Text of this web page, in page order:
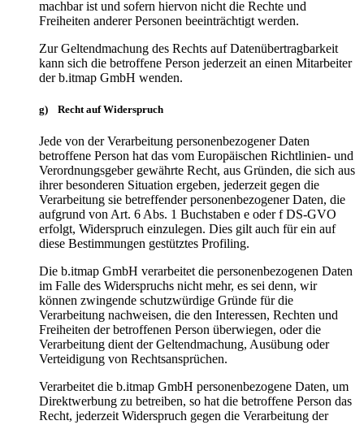
machbar ist und sofern hiervon nicht die Rechte und
Freiheiten anderer Personen beeinträchtigt werden.
Zur Geltendmachung des Rechts auf Datenübertragbarkeit
kann sich die betroffene Person jederzeit an einen Mitarbeiter
der b.itmap GmbH wenden.
g) Recht auf Widerspruch
Jede von der Verarbeitung personenbezogener Daten
betroffene Person hat das vom Europäischen Richtlinien- und
Verordnungsgeber gewährte Recht, aus Gründen, die sich aus
ihrer besonderen Situation ergeben, jederzeit gegen die
Verarbeitung sie betreffender personenbezogener Daten, die
aufgrund von Art. 6 Abs. 1 Buchstaben e oder f DS-GVO
erfolgt, Widerspruch einzulegen. Dies gilt auch für ein auf
diese Bestimmungen gestütztes Profiling.
Die b.itmap GmbH verarbeitet die personenbezogenen Daten
im Falle des Widerspruchs nicht mehr, es sei denn, wir
können zwingende schutzwürdige Gründe für die
Verarbeitung nachweisen, die den Interessen, Rechten und
Freiheiten der betroffenen Person überwiegen, oder die
Verarbeitung dient der Geltendmachung, Ausübung oder
Verteidigung von Rechtsansprüchen.
Verarbeitet die b.itmap GmbH personenbezogene Daten, um
Direktwerbung zu betreiben, so hat die betroffene Person das
Recht, jederzeit Widerspruch gegen die Verarbeitung der